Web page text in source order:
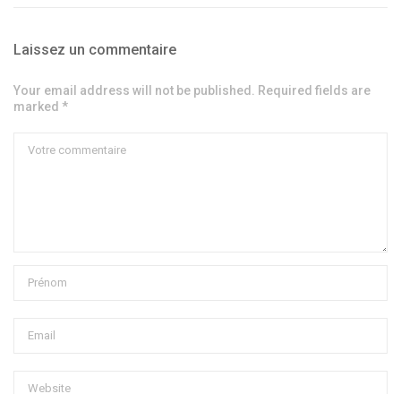
Laissez un commentaire
Your email address will not be published. Required fields are
marked *